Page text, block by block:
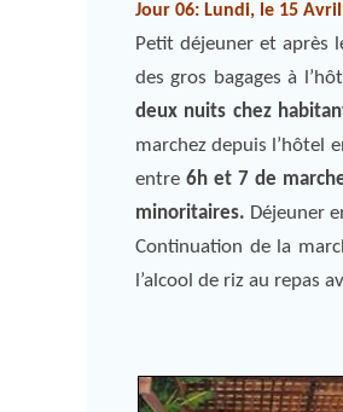
Jour 06: Lundi, le 15
Petit déjeuner et après
des gros bagages à
deux nuits chez
marchez depuis l’hôtel
entre6h et 7 de
minoritaires. Déjeuner
Continuation de la
l’alcool de riz au repas